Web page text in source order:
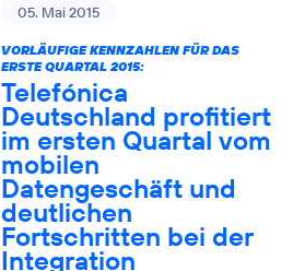
05. Mai 2015
VORLÄUFIGE KENNZAHLEN FÜR DAS
ERSTE QUARTAL 2015:
Telefónica
Deutschland profitiert
im ersten Quartal vom
mobilen
Datengeschäft und
deutlichen
Fortschritten bei der
Integration